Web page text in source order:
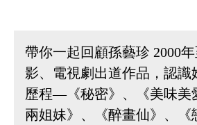
帶你一起回顧孫藝珍 2000
影、電視劇出道作品，認識
歷程—《秘密》、《美味美
兩姐妹》、《醉畫仙》、《